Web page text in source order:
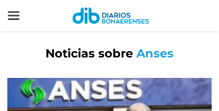
Noticias sobre Anses